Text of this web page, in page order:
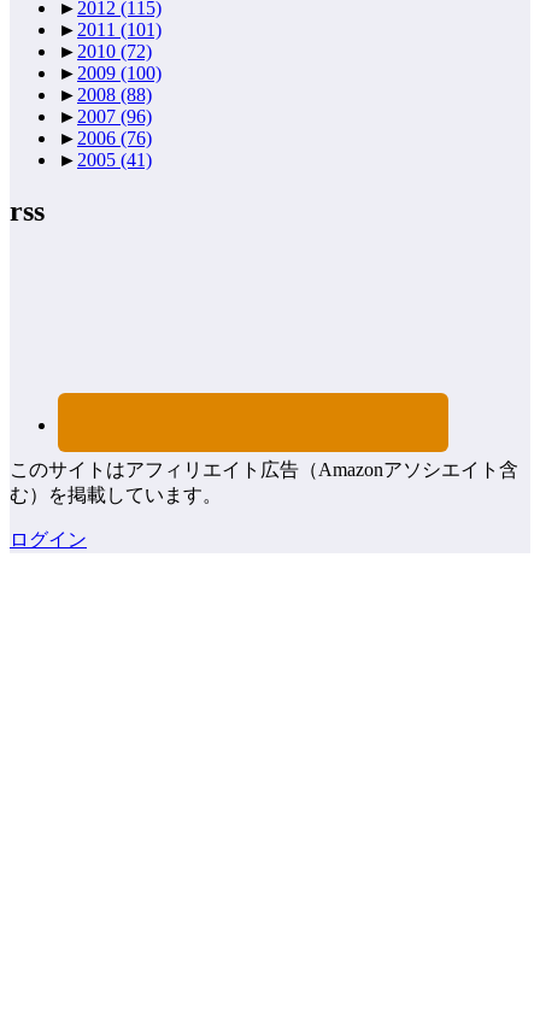
► 2012 (115)
► 2011 (101)
► 2010 (72)
► 2009 (100)
► 2008 (88)
► 2007 (96)
► 2006 (76)
► 2005 (41)
rss
このサイトはアフィリエイト広告（Amazonアソシエイト含
む）を掲載しています。
ログイン